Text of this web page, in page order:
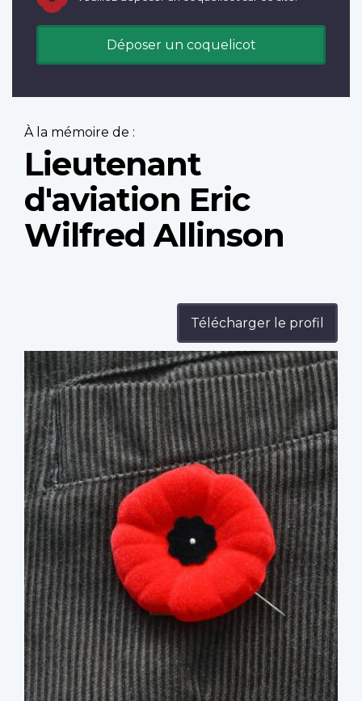
Déposer un coquelicot
À la mémoire de :
Lieutenant
d'aviation Eric
Wilfred Allinson
Télécharger le profil
Profile
image